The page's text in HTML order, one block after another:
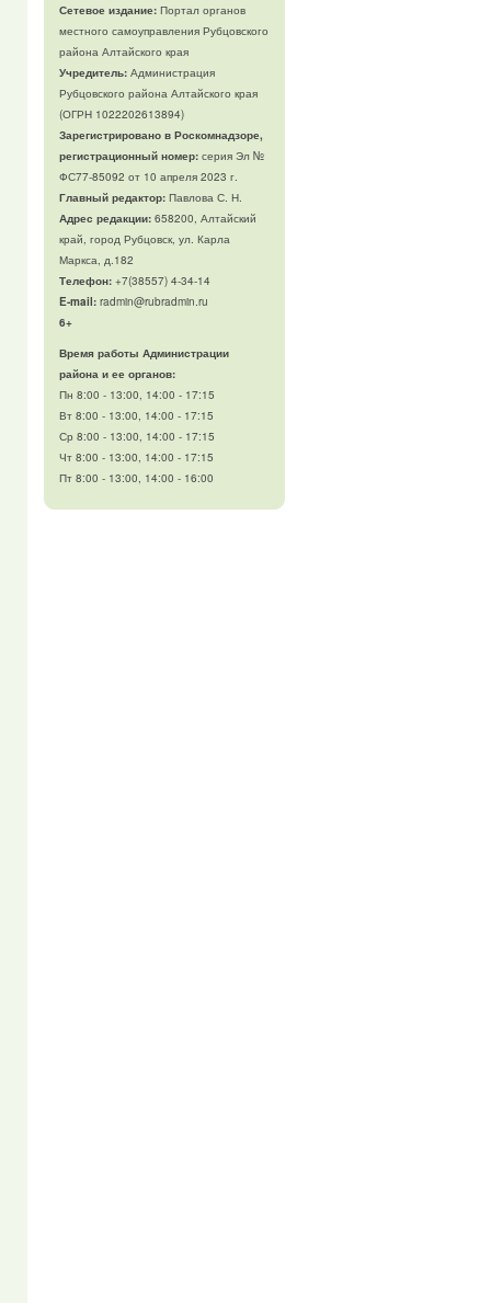
Сетевое издание:Портал органов
местного самоуправления Рубцовского
района Алтайского края
Учредитель:Администрация
Рубцовского района Алтайского края
(ОГРН 1022202613894)
Зарегистрировано в Роскомнадзоре,
регистрационный номер:серия Эл №
ФС77-85092 от 10 апреля 2023 г.
Главный редактор:Павлова С. Н.
Адрес редакции:658200, Алтайский
край, город Рубцовск, ул. Карла
Маркса, д.182
Телефон:+7(38557) 4-34-14
E-mail:radmin@rubradmin.ru
6+
Время работы Администрации
района и ее органов:
Пн 8:00 - 13:00, 14:00 - 17:15
Вт 8:00 - 13:00, 14:00 - 17:15
Ср 8:00 - 13:00, 14:00 - 17:15
Чт 8:00 - 13:00, 14:00 - 17:15
Пт 8:00 - 13:00, 14:00 - 16:00